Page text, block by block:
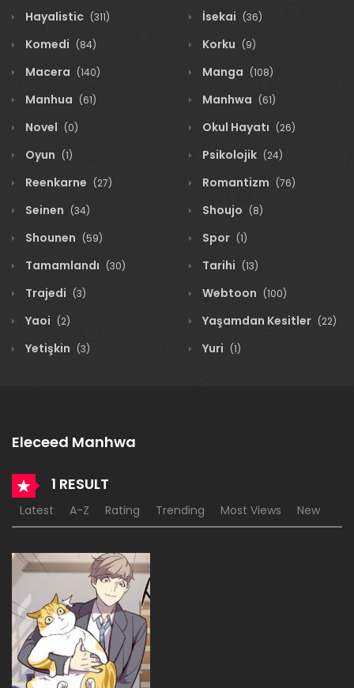
Hayalistic (311) İsekai (36)
Komedi (84) Korku (9)
Macera (140) Manga (108)
Manhua (61) Manhwa (61)
Novel (0) Okul Hayatı (26)
Oyun (1) Psikolojik (24)
Reenkarne (27) Romantizm (76)
Seinen (34) Shoujo (8)
Shounen (59) Spor (1)
Tamamlandı (30) Tarihi (13)
Trajedi (3) Webtoon (100)
Yaoi (2) Yaşamdan Kesitler (22)
Yetişkin (3) Yuri (1)
Eleceed Manhwa
1 RESULT
Latest A-Z Rating Trending Most Views New